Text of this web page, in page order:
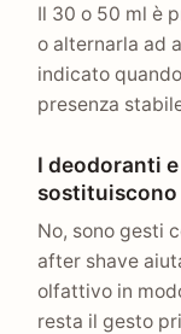
Il 30 o 50 ml è
o alternarla ad
indicato
presenza
I deodoranti
No, sono gesti
after shave
olfattivo in
resta il gesto